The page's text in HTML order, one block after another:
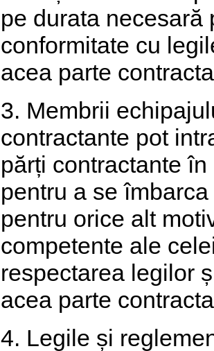
pe durata necesară
conformitate cu
acea parte
3. Membrii
contractante pot
părți contractante
pentru a se
pentru orice alt
competente ale
respectarea legilor
acea parte
4. Legile și